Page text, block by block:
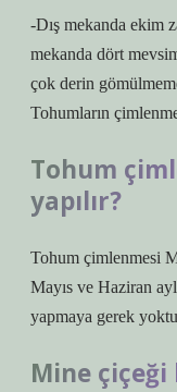
-Dış mekanda ekim
mekanda dört
çok derin
Tohumların
Tohum
yapılır?
Tohum çimlenmesi
Mayıs ve Haziran
yapmaya gerek
Mine